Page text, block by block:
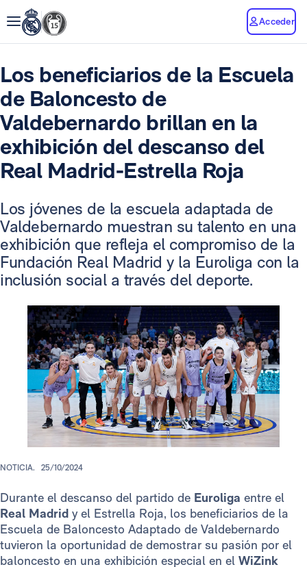
Acceder
Los beneficiarios de la Escuela
de Baloncesto de
Valdebernardo brillan en la
exhibición del descanso del
Real Madrid-Estrella Roja
Los jóvenes de la escuela adaptada de
Valdebernardo muestran su talento en una
exhibición que refleja el compromiso de la
Fundación Real Madrid y la Euroliga con la
inclusión social a través del deporte.
NOTICIA. 25/10/2024
Durante el descanso del partido de Euroliga entre el
Real Madrid y el Estrella Roja, los beneficiarios de la
Escuela de Baloncesto Adaptado de Valdebernardo
tuvieron la oportunidad de demostrar su pasión por el
baloncesto en una exhibición especial en el WiZink